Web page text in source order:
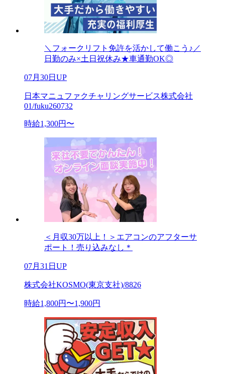
＼フォークリフト免許を活かして働こう♪／
日勤のみ×土日祝休み★車通勤OK◎
07月30日UP
日本マニュファクチャリングサービス株式会社
01/fuku260732
時給1,300円〜
＜月収30万以上！＞エアコンのアフターサ
ポート！売り込みなし＊
07月31日UP
株式会社KOSMO(東京支社)/8826
時給1,800円〜1,900円